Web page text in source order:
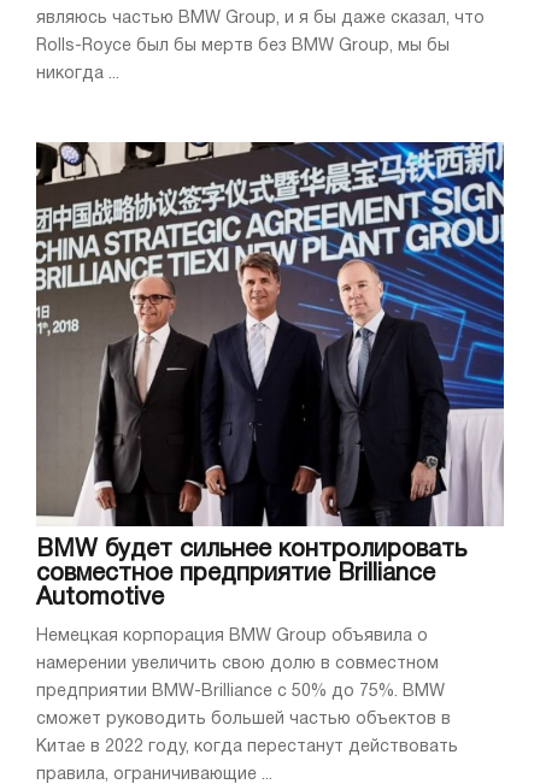
являюсь частью BMW Group, и я бы даже сказал, что
Rolls-Royce был бы мертв без BMW Group, мы бы
никогда ...
BMW будет сильнее контролировать
совместное предприятие Brilliance
Automotive
Немецкая корпорация BMW Group объявила о
намерении увеличить свою долю в совместном
предприятии BMW-Brilliance с 50% до 75%. BMW
сможет руководить большей частью объектов в
Китае в 2022 году, когда перестанут действовать
правила, ограничивающие ...